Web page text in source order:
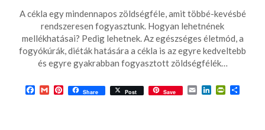
2019-
11-
21
A cékla egy mindennapos zöldségféle, amit többé-kevésbé
rendszeresen fogyasztunk. Hogyan lehetnének
mellékhatásai? Pedig lehetnek. Az egészséges életmód, a
fogyókúrák, diéták hatására a cékla is az egyre kedveltebb
és egyre gyakrabban fogyasztott zöldségfélék…
Facebook
GmailPinterest
Share Post Save EmailLinkedIn